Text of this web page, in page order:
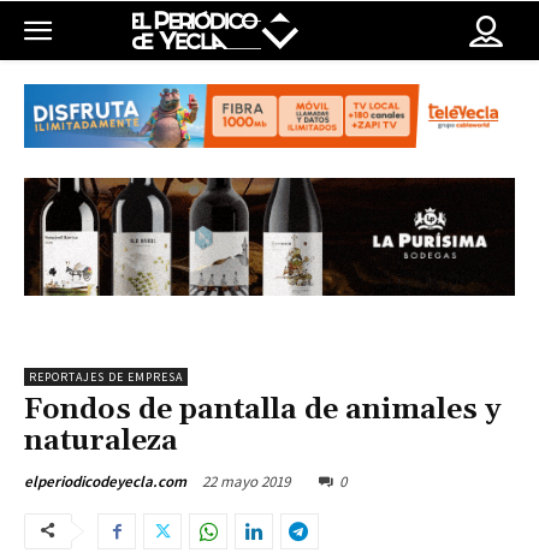
REPORTAJES DE EMPRESA
Fondos de pantalla de animales y
naturaleza
elperiodicodeyecla.com 22 mayo 2019 0